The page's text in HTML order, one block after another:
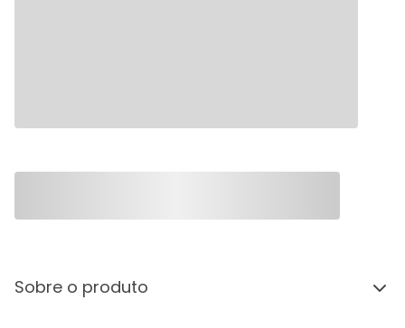
Sobre o produto